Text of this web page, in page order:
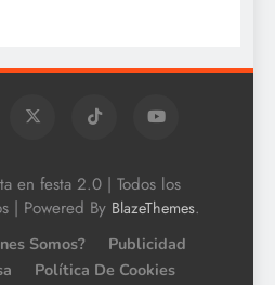
en festa 2.0 | Todos los
| Powered By BlazeThemes.
Somos?
Publicidad
Política De Cookies